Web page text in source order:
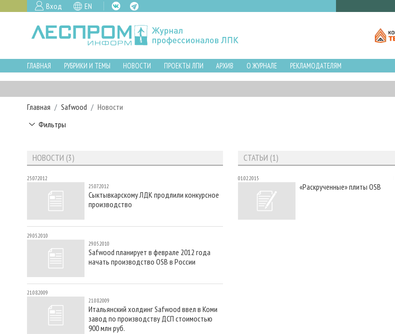
Вход EN
ГЛАВНАЯ РУБРИКИ И ТЕМЫ НОВОСТИ ПРОЕКТЫ ЛПИ АРХИВ О ЖУРНАЛЕ РЕКЛАМОДАТЕЛЯМ
Главная Safwood
Новости
Фильтры
НОВОСТИ (3)
25.07.2012
25.07.2012
Сыктывкарскому ЛДК продлили конкурсное
производство
29.05.2010
29.05.2010
Safwood планирует в феврале 2012 года
начать производство OSB в России
21.08.2009
21.08.2009
Итальянский холдинг Safwood ввел в Коми
завод по производству ДСП стоимостью
900 млн руб.
СТАТЬИ (1)
01.02.2015
«Раскрученные» плиты OSB